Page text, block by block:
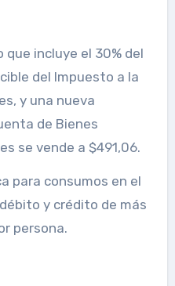
incluye el 30% del
del Impuesto a la
y una nueva
de Bienes
se vende a $491,06.
para consumos en el
y crédito de más
persona.